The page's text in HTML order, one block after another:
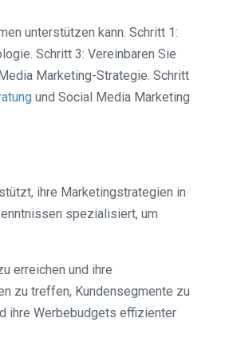
unterstützen kann. Schritt 1:
Schritt 3: Vereinbaren Sie
Marketing-Strategie. Schritt
und Social Media Marketing
ihre Marketingstrategien in
spezialisiert, um
erreichen und ihre
zu treffen, Kundensegmente zu
ihre Werbebudgets effizienter